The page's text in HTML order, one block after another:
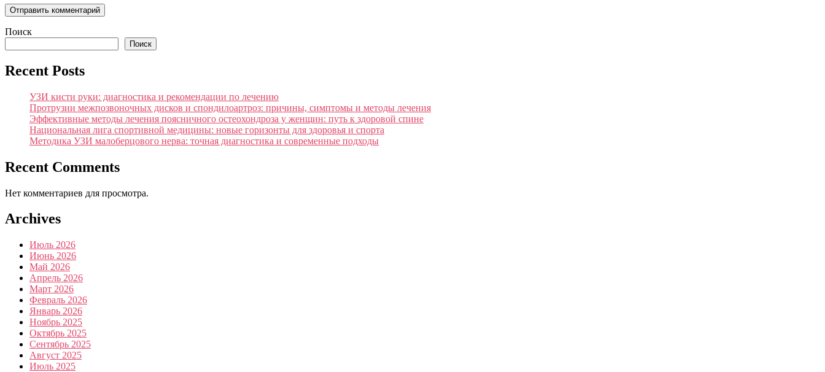
Поиск
Поиск
Recent Posts
УЗИ кисти руки: диагностика и рекомендации по лечению
Протрузии межпозвоночных дисков и спондилоартроз: причины, симптомы и методы лечения
Эффективные методы лечения поясничного остеохондроза у женщин: путь к здоровой спине
Национальная лига спортивной медицины: новые горизонты для здоровья и спорта
Методика УЗИ малоберцового нерва: точная диагностика и современные подходы
Recent Comments
Нет комментариев для просмотра.
Archives
Июль 2026
Июнь 2026
Май 2026
Апрель 2026
Март 2026
Февраль 2026
Январь 2026
Ноябрь 2025
Октябрь 2025
Сентябрь 2025
Август 2025
Июль 2025